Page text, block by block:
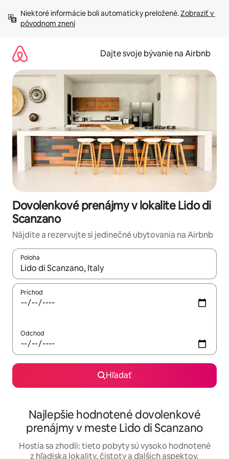
obsah.
Niektoré informácie boli automaticky preložené. Zobraziť v
pôvodnom znení
Dajte svoje bývanie na Airbnb
Dovolenkové prenájmy v lokalite Lido di
Scanzano
Nájdite a rezervujte si jedinečné ubytovania na Airbnb
Poloha
Keď budú výsledky k dispozícii, môžete si ich prechádzať
Príchod
Odchod
Hľadať
Najlepšie hodnotené dovolenkové
prenájmy v meste Lido di Scanzano
Hostia sa zhodli: tieto pobyty sú vysoko hodnotené
z hľadiska lokality, čistoty a ďalších aspektov.